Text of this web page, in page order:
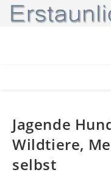
Zum
Inhalt
Jagende
Wildtiere,
selbst